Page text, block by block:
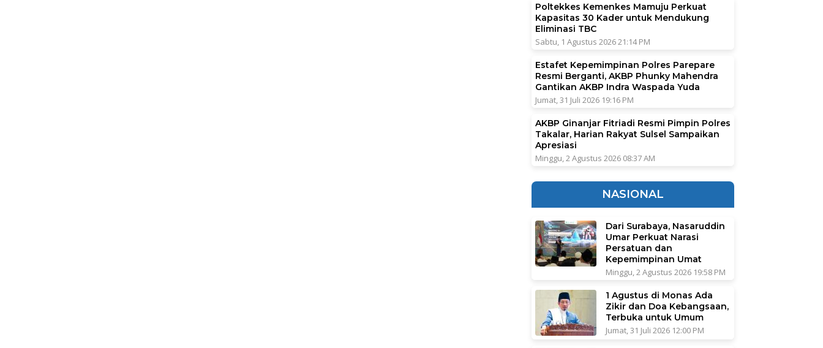
Poltekkes Kemenkes Mamuju Perkuat
Kapasitas 30 Kader untuk Mendukung
Eliminasi TBC
Sabtu, 1 Agustus 2026 21:14 PM
Estafet Kepemimpinan Polres Parepare
Resmi Berganti, AKBP Phunky Mahendra
Gantikan AKBP Indra Waspada Yuda
Jumat, 31 Juli 2026 19:16 PM
AKBP Ginanjar Fitriadi Resmi Pimpin Polres
Takalar, Harian Rakyat Sulsel Sampaikan
Apresiasi
Minggu, 2 Agustus 2026 08:37 AM
NASIONAL
Dari Surabaya, Nasaruddin
Umar Perkuat Narasi
Persatuan dan
Kepemimpinan Umat
Minggu, 2 Agustus 2026 19:58 PM
1 Agustus di Monas Ada
Zikir dan Doa Kebangsaan,
Terbuka untuk Umum
Jumat, 31 Juli 2026 12:00 PM